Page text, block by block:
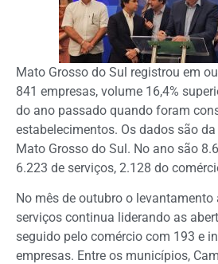
Mato Grosso do Sul registrou em
841 empresas, volume 16,4%
do ano passado quando foram
estabelecimentos. Os dados são
Mato Grosso do Sul. No ano são
6.223 de serviços, 2.128 do
No mês de outubro o levantamento
serviços continua liderando as
seguido pelo comércio com 193 e
empresas. Entre os municípios,